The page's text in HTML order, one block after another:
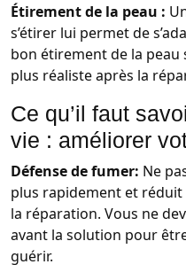
Étirement de la peau :
s’étirer lui permet de
bon étirement de la peau
plus réaliste après la
Ce qu’il faut
vie : améliorer
Défense de fumer: Ne
plus rapidement et réduit
la réparation. Vous ne
avant la solution pour
guérir.